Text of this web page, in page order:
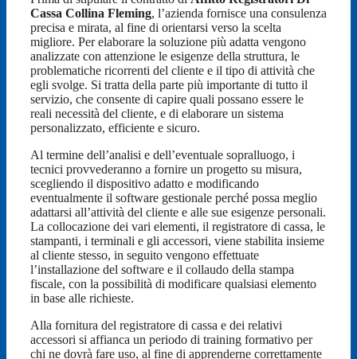
Cassa Collina Fleming, l’azienda fornisce una consulenza
precisa e mirata, al fine di orientarsi verso la scelta
migliore. Per elaborare la soluzione più adatta vengono
analizzate con attenzione le esigenze della struttura, le
problematiche ricorrenti del cliente e il tipo di attività che
egli svolge. Si tratta della parte più importante di tutto il
servizio, che consente di capire quali possano essere le
reali necessità del cliente, e di elaborare un sistema
personalizzato, efficiente e sicuro.
Al termine dell’analisi e dell’eventuale sopralluogo, i
tecnici provvederanno a fornire un progetto su misura,
scegliendo il dispositivo adatto e modificando
eventualmente il software gestionale perché possa meglio
adattarsi all’attività del cliente e alle sue esigenze personali.
La collocazione dei vari elementi, il registratore di cassa, le
stampanti, i terminali e gli accessori, viene stabilita insieme
al cliente stesso, in seguito vengono effettuate
l’installazione del software e il collaudo della stampa
fiscale, con la possibilità di modificare qualsiasi elemento
in base alle richieste.
Alla fornitura del registratore di cassa e dei relativi
accessori si affianca un periodo di training formativo per
chi ne dovrà fare uso, al fine di apprenderne correttamente